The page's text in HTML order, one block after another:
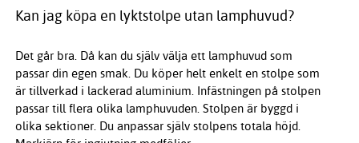
Kan jag köpa en lyktstolpe utan lamphuvud?
Det går bra. Då kan du själv välja ett lamphuvud som
passar din egen smak. Du köper helt enkelt en stolpe som
är tillverkad i lackerad aluminium. Infästningen på stolpen
passar till flera olika lamphuvuden. Stolpen är byggd i
olika sektioner. Du anpassar själv stolpens totala höjd.